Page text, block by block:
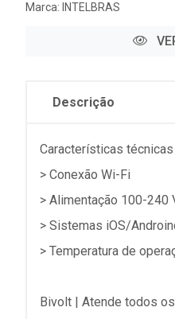
Marca: INTELBRAS
Descrição
Características
> Conexão Wi-Fi
> Alimentação 100-240
> Sistemas iOS/
> Temperatura de
Bivolt | Atende todos